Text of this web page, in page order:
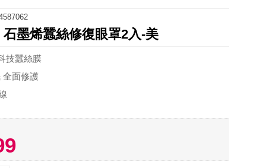
石墨烯蠶絲修復眼罩2入-美
技蠶絲膜
全面修護